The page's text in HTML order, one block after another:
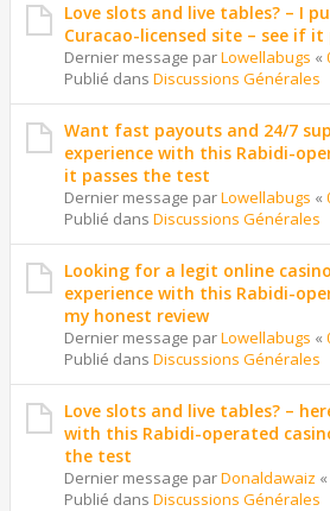
Love slots and live tables? – I
Curacao-licensed site – see if
Dernier message parLowellabugs «
Publié dans Discussions Générales
Want fast payouts and 24/7
experience with this Rabidi-
it passes the test
Dernier message parLowellabugs «
Publié dans Discussions Générales
Looking for a legit online
experience with this Rabidi-
my honest review
Dernier message parLowellabugs «
Publié dans Discussions Générales
Love slots and live tables? –
with this Rabidi-operated
the test
Dernier message parDonaldawaiz «
Publié dans Discussions Générales